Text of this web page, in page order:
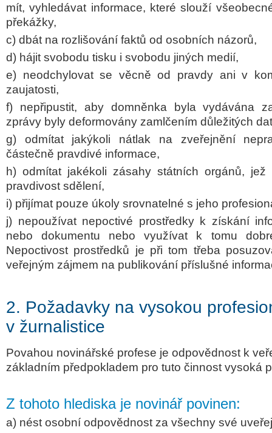
mít, vyhledávat informace, které slouží
překážky,
c) dbát na rozlišování faktů od osobních názorů,
d) hájit svobodu tisku i svobodu jiných medií,
e) neodchylovat se věcně od pravdy ani v
zaujatosti,
f) nepřipustit, aby domněnka byla vydávána
zprávy byly deformovány zamlčením důležitých
g) odmítat jakýkoli nátlak na zveřejnění
částečně pravdivé informace,
h) odmítat jakékoli zásahy státních orgánů, jež
pravdivost sdělení,
i) přijímat pouze úkoly srovnatelné s jeho
j) nepoužívat nepoctivé prostředky k získání
nebo dokumentu nebo využívat k tomu
Nepoctivost prostředků je při tom třeba
veřejným zájmem na publikování příslušné
2. Požadavky na vysokou
v žurnalistice
Povahou novinářské profese je odpovědnost k
základním předpokladem pro tuto činnost vysoká
Z tohoto hlediska je novinář povinen:
a) nést osobní odpovědnost za všechny své